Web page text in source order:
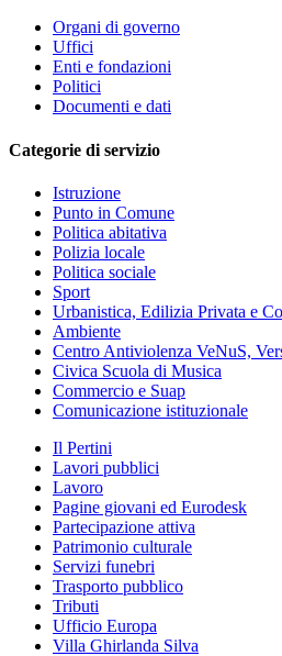
Organi di governo
Uffici
Enti e fondazioni
Politici
Documenti e dati
Categorie di servizio
Istruzione
Punto in Comune
Politica abitativa
Polizia locale
Politica sociale
Sport
Urbanistica, Edilizia Privata e
Ambiente
Centro Antiviolenza VeNuS,
Civica Scuola di Musica
Commercio e Suap
Comunicazione istituzionale
Il Pertini
Lavori pubblici
Lavoro
Pagine giovani ed Eurodesk
Partecipazione attiva
Patrimonio culturale
Servizi funebri
Trasporto pubblico
Tributi
Ufficio Europa
Villa Ghirlanda Silva